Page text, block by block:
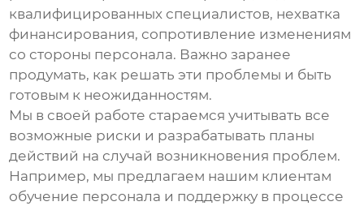
квалифицированных специалистов, нехватка
финансирования, сопротивление изменениям
со стороны персонала. Важно заранее
продумать, как решать эти проблемы и быть
готовым к неожиданностям.
Мы в своей работе стараемся учитывать все
возможные риски и разрабатывать планы
действий на случай возникновения проблем.
Например, мы предлагаем нашим клиентам
обучение персонала и поддержку в процессе